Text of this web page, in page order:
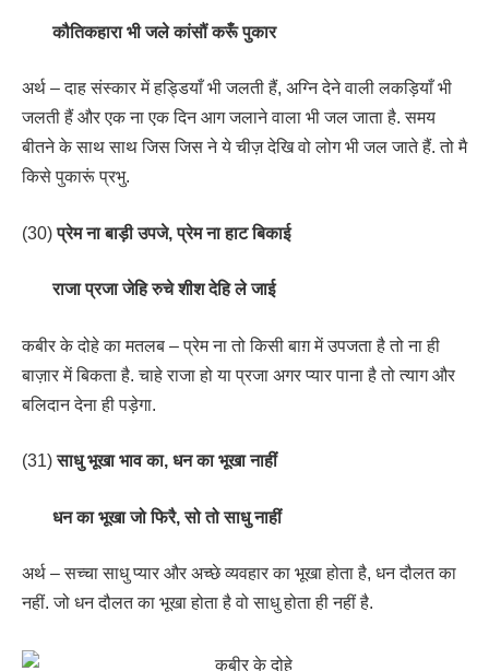
कौतिकहारा भी जले कांसौं करूँ पुकार
अर्थ – दाह संस्कार में हड्डियाँ भी जलती हैं, अग्नि देने वाली लकड़ियाँ भी
जलती हैं और एक ना एक दिन आग जलाने वाला भी जल जाता है. समय
बीतने के साथ साथ जिस जिस ने ये चीज़ देखि वो लोग भी जल जाते हैं. तो मै
किसे पुकारूं प्रभु.
(30)प्रेम ना बाड़ी उपजे, प्रेम ना हाट बिकाई
राजा प्रजा जेहि रुचे शीश देहि ले जाई
कबीर के दोहे का मतलब – प्रेम ना तो किसी बाग़ में उपजता है तो ना ही
बाज़ार में बिकता है. चाहे राजा हो या प्रजा अगर प्यार पाना है तो त्याग और
बलिदान देना ही पड़ेगा.
(31)साधु भूखा भाव का, धन का भूखा नाहीं
धन का भूखा जो फिरै, सो तो साधु नाहीं
अर्थ – सच्चा साधु प्यार और अच्छे व्यवहार का भूखा होता है, धन दौलत का
नहीं. जो धन दौलत का भूखा होता है वो साधु होता ही नहीं है.